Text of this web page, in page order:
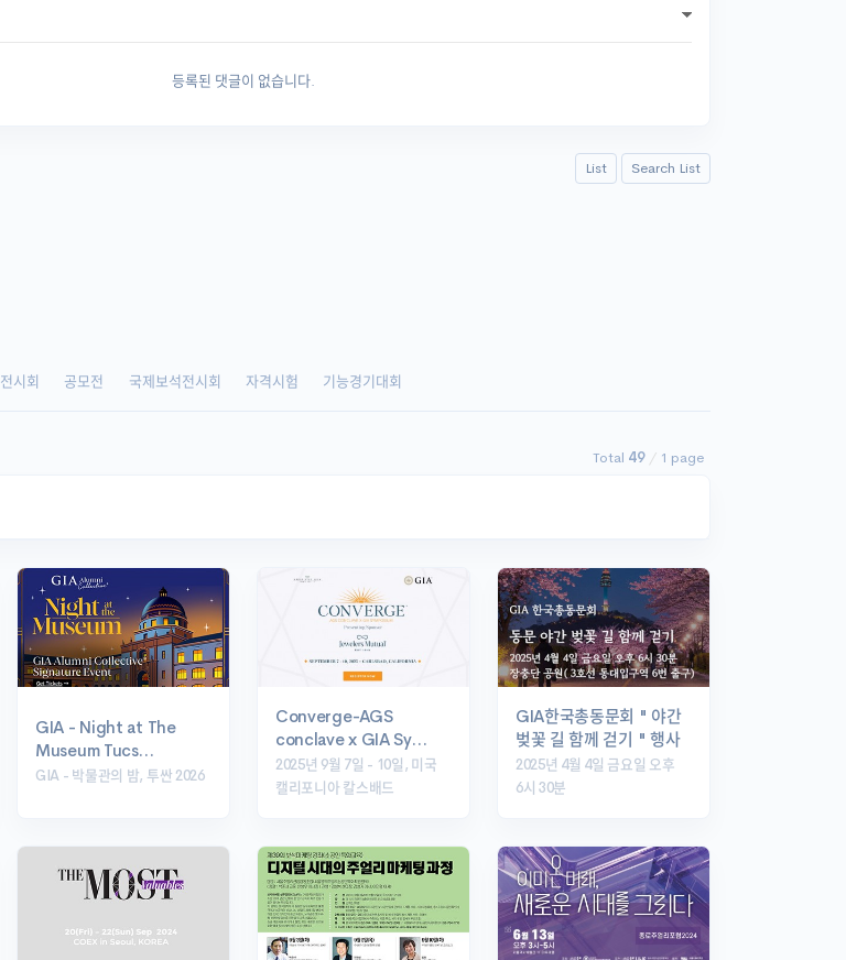
등록된 댓글이 없습니다.
List Search List
전시회 공모전 국제보석전시회 자격시험 기능경기대회
Total 49 /1 page
GIA - Night at The
Museum Tucs…
GIA - 박물관의 밤, 투싼 2026
Converge-AGS
conclave x GIA Sy…
2025년 9월 7일 - 10일, 미국
캘리포니아 칼스배드
GIA한국총동문회 " 야간
벚꽃 길 함께 걷기 " 행사
2025년 4월 4일 금요일 오후
6시 30분